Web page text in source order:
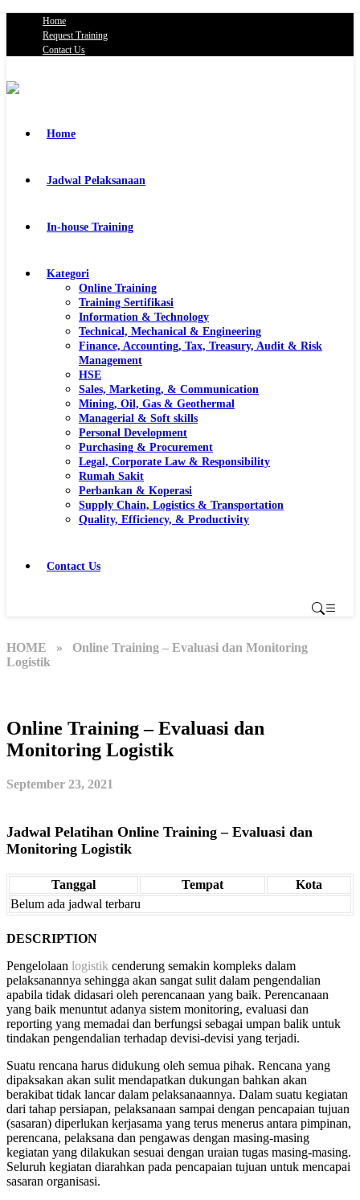
Home
Request Training
Contact Us
Home
Jadwal Pelaksanaan
In-house Training
Kategori
Online Training
Training Sertifikasi
Information & Technology
Technical, Mechanical & Engineering
Finance, Accounting, Tax, Treasury, Audit & Risk
Management
HSE
Sales, Marketing, & Communication
Mining, Oil, Gas & Geothermal
Managerial & Soft skills
Personal Development
Purchasing & Procurement
Legal, Corporate Law & Responsibility
Rumah Sakit
Perbankan & Koperasi
Supply Chain, Logistics & Transportation
Quality, Efficiency, & Productivity
Contact Us
HOME » Online Training – Evaluasi dan Monitoring
Logistik
Online Training – Evaluasi dan
Monitoring Logistik
September 23, 2021
Jadwal Pelatihan Online Training – Evaluasi dan
Monitoring Logistik
Tanggal Tempat
Kota
Belum ada jadwal terbaru
DESCRIPTION
Pengelolaan logistik cenderung semakin kompleks dalam
pelaksanannya sehingga akan sangat sulit dalam pengendalian
apabila tidak didasari oleh perencanaan yang baik. Perencanaan
yang baik menuntut adanya sistem monitoring, evaluasi dan
reporting yang memadai dan berfungsi sebagai umpan balik untuk
tindakan pengendalian terhadap devisi-devisi yang terjadi.
Suatu rencana harus didukung oleh semua pihak. Rencana yang
dipaksakan akan sulit mendapatkan dukungan bahkan akan
berakibat tidak lancar dalam pelaksanaannya. Dalam suatu kegiatan
dari tahap persiapan, pelaksanaan sampai dengan pencapaian tujuan
(sasaran) diperlukan kerjasama yang terus menerus antara pimpinan,
perencana, pelaksana dan pengawas dengan masing-masing
kegiatan yang dilakukan sesuai dengan uraian tugas masing-masing.
Seluruh kegiatan diarahkan pada pencapaian tujuan untuk mencapai
sasaran organisasi.